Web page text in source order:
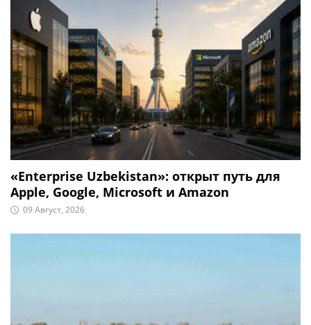
«Enterprise Uzbekistan»: открыт путь для
Apple, Google, Microsoft и Amazon
09 Август, 2026